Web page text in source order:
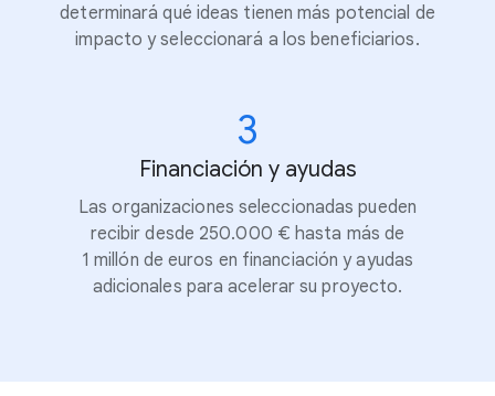
determinará qué ideas tienen más potencial de
impacto y seleccionará a los beneficiarios.
3
Financiación y ayudas
Las organizaciones seleccionadas pueden
recibir desde 250.000 € hasta más de
1 millón de euros en financiación y ayudas
adicionales para acelerar su proyecto.